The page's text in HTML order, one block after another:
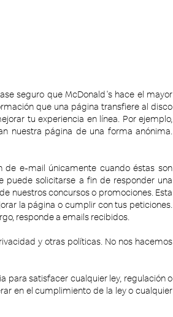
seguro que McDonald's hace el mayor
que una página transfiere al disco
tu experiencia en línea. Por ejemplo,
nuestra página de una forma anónima.
de e-mail únicamente cuando éstas son
puede solicitarse a fin de responder una
nuestros concursos o promociones. Esta
la página o cumplir con tus peticiones.
responde a emails recibidos.
y otras políticas. No nos hacemos
para satisfacer cualquier ley, regulación o
en el cumplimiento de la ley o cualquier